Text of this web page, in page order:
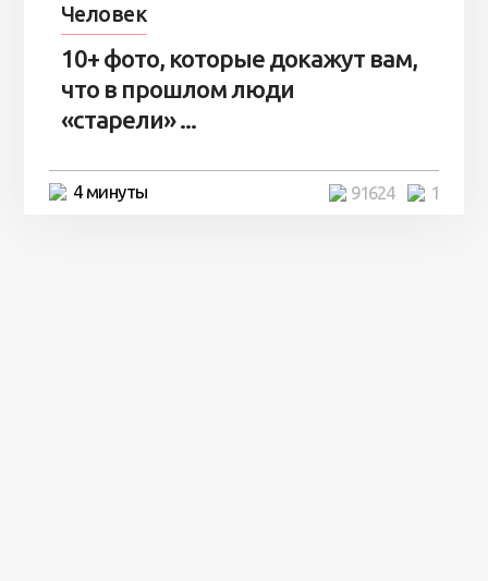
Человек
10+ фото, которые докажут вам,
что в прошлом люди
«старели» ...
4 минуты 1
91624